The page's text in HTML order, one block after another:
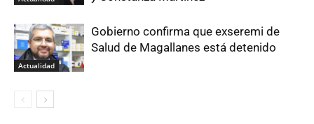
Actualidad
Gobierno confirma que exseremi de
Salud de Magallanes está detenido